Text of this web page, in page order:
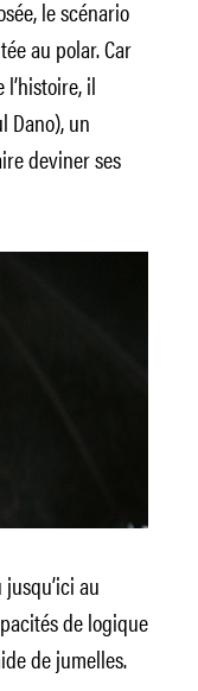
le scénario
au polar. Car
il
Dano), un
deviner ses
au
de logique
de jumelles.